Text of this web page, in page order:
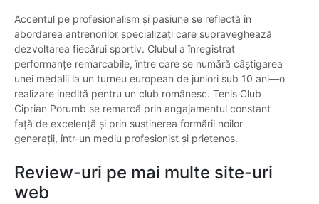
Accentul pe profesionalism şi pasiune se reflectă în
abordarea antrenorilor specializați care supraveghează
dezvoltarea fiecărui sportiv. Clubul a înregistrat
performanțe remarcabile, între care se numără câștigarea
unei medalii la un turneu european de juniori sub 10 ani—o
realizare inedită pentru un club românesc. Tenis Club
Ciprian Porumb se remarcă prin angajamentul constant
faţă de excelenţă şi prin susţinerea formării noilor
generaţii, într-un mediu profesionist şi prietenos.
Review-uri pe mai multe site-uri
web